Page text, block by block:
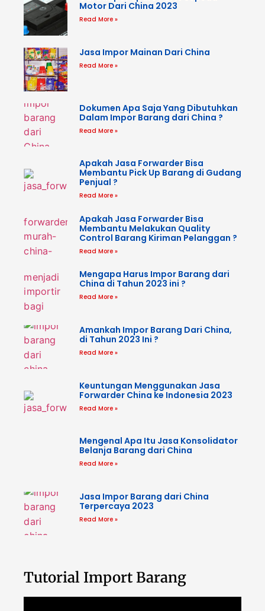
Motor Dari China 2023
Read More »
Jasa Impor Mainan Dari China
Read More »
Dokumen Apa Saja Yang Dibutuhkan
Dalam Impor Barang dari China ?
Read More »
Apakah Jasa Forwarder Bisa
Membantu Pick Up Barang di Gudang
Penjual ?
Read More »
Apakah Jasa Forwarder Bisa
Membantu Melakukan Quality
Control Barang Kiriman Pelanggan ?
Read More »
Mengapa Harus Impor Barang dari
China di Tahun 2023 ini ?
Read More »
Amankah Impor Barang Dari China,
di Tahun 2023 Ini ?
Read More »
Keuntungan Menggunakan Jasa
Forwarder China ke Indonesia 2023
Read More »
Mengenal Apa Itu Jasa Konsolidator
Belanja Barang dari China
Read More »
Jasa Impor Barang dari China
Terpercaya 2023
Read More »
Tutorial Import Barang